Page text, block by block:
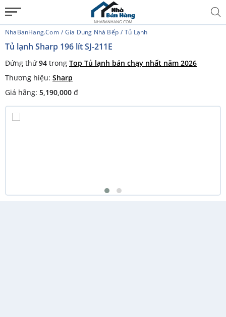
NHABANHANG.COM
NhaBanHang.com Gia Dụng Nhà Bếp Tủ Lạnh
Tủ lạnh Sharp 196 lít SJ-211E
Đứng thứ94 trong Top Tủ lạnh bán chạy nhất năm 2026
Thương hiệu: Sharp
Giá hãng: 5,190,000 đ